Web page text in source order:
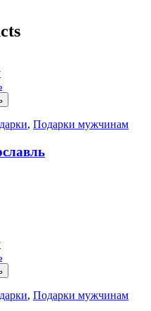
, Подарки мужчинам
, Подарки мужчинам